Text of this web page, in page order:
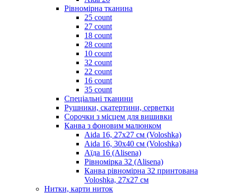
Рівномірна тканина
25 count
27 count
18 count
28 count
10 count
32 count
22 count
16 count
35 count
Спеціальні тканини
Рушники, скатертини, серветки
Сорочки з місцем для вишивки
Канва з фоновим малюнком
Aida 16, 27х27 см (Voloshka)
Aida 16, 30х40 см (Voloshka)
Аїда 16 (Alisena)
Рівномірка 32 (Alisena)
Канва рівномірна 32 принтована
Voloshka, 27х27 см
Нитки, карти ниток